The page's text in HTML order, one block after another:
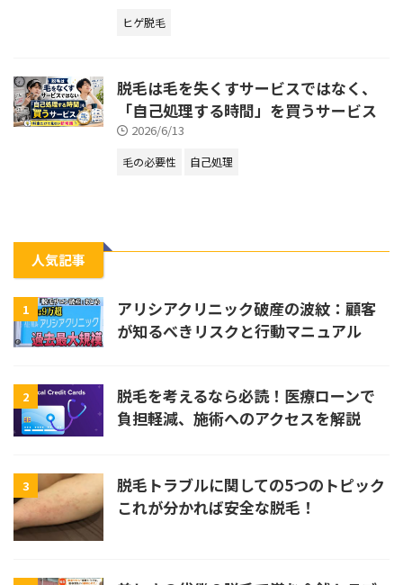
ヒゲ脱毛
脱毛は毛を失くすサービスではなく、
「自己処理する時間」を買うサービス
2026/6/13
毛の必要性 自己処理
人気記事
1
アリシアクリニック破産の波紋：顧客
が知るべきリスクと行動マニュアル
2
脱毛を考えるなら必読！医療ローンで
負担軽減、施術へのアクセスを解説
3
脱毛トラブルに関しての5つのトピック
これが分かれば安全な脱毛！